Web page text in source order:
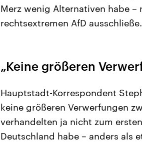
Merz wenig Alternativen habe
rechtsextremen AfD
„Keine größeren
Hauptstadt-Korrespondent
keine größeren Verwerfungen
verhandelten ja nicht zum
Deutschland habe – anders als